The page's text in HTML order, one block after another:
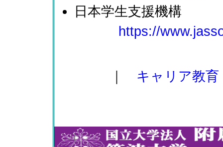
日本学生支援機構
https://
キャリア教